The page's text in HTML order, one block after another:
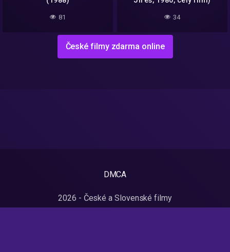
81 34
České filmy zdarma online
DMCA
2026 - České a Slovenské filmy